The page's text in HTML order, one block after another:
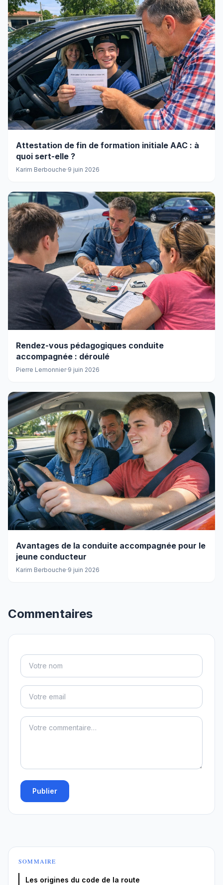
Attestation de fin de formation initiale AAC : à
quoi sert-elle ?
Karim Berbouche·9 juin 2026
Rendez-vous pédagogiques conduite
accompagnée : déroulé
Pierre Lemonnier·9 juin 2026
Avantages de la conduite accompagnée pour le
jeune conducteur
Karim Berbouche·9 juin 2026
Commentaires
Publier
SOMMAIRE
Les origines du code de la route